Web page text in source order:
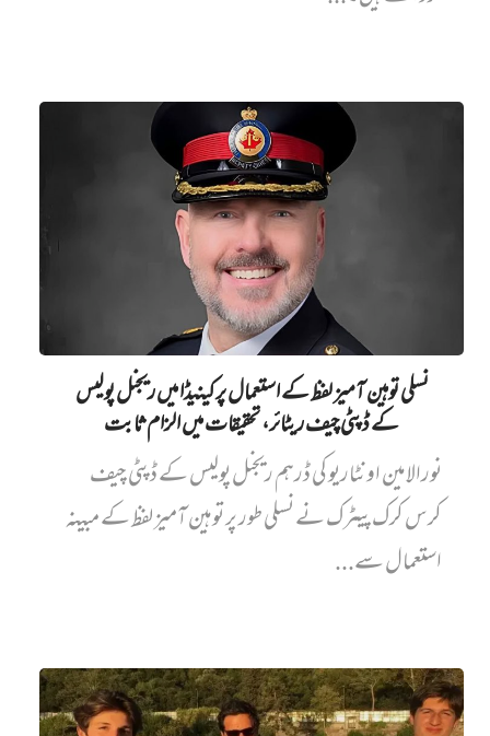
نسلی توہین آمیز لفظ کے استعمال پر کینیڈا میں ریجنل پولیس
کے ڈپٹی چیف ریٹائر، تحقیقات میں الزام ثابت
نورالامین اونٹاریو کی ڈرہم ریجنل پولیس کے ڈپٹی چیف
کرس کرک پیٹرک نے نسلی طور پر توہین آمیز لفظ کے مبینہ
استعمال سے...